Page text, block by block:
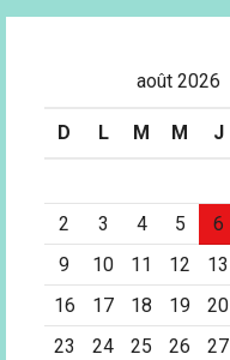
août 2026
D L M M J
2
3 4 5 6
9
10 11 12 13
16
17 18 19 20
23
24 25 26 27